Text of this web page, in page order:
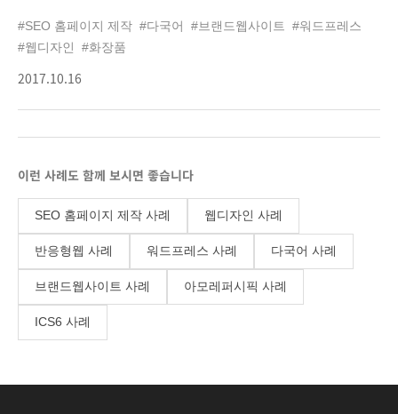
입지를 강화하는데 목적을 두었습니다.
랑벨 공식 브랜드 홈페이지는 웹어워드
2017 화장품분야 대상, 앤어워드 2017
MENTION을 수상하며 국내/해외 어워드
#SEO 홈페이지 제작 #다국어 #브랜드웹사이트
#워드프레스
#웹디자인
#화장품
2017.10.16
이런 사례도 함께 보시면 좋습니다
SEO 홈페이지 제작 사례 웹디자인 사례
반응형웹 사례 워드프레스 사례 다국어 사례
브랜드웹사이트 사례 아모레퍼시픽 사례
ICS6 사례